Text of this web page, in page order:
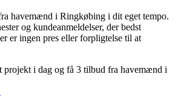
havemænd i Ringkøbing i dit eget tempo.
og kundeanmeldelser, der bedst
er ingen pres eller forpligtelse til at
projekt i dag og få 3 tilbud fra havemænd i